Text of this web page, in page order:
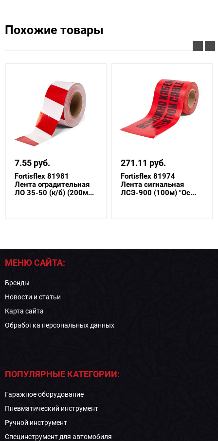
Похожие товары
7.55 руб.
Fortisflex 81981
Лента оградительная
ЛО 35-50 (к/б) (200м...
271.11 руб.
Fortisflex 81974
Лента сигнальная
ЛСЭ-900 (100м) "Ос...
МЕНЮ САЙТА:
Бренды
Новости и статьи
Карта сайта
Обработка персональных данных
ПОПУЛЯРНЫЕ КАТЕГОРИИ:
Гаражное оборудование
Пневматический инструмент
Ручной инструмент
Специнструмент для автомобиля